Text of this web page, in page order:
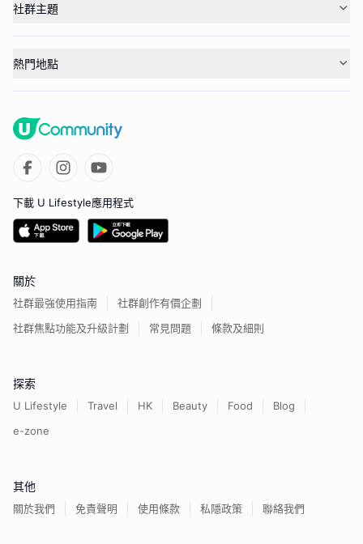
社群主題
熱門地點
下載 U Lifestyle應用程式
關於
社群最強使用指南
社群創作有價企劃
社群焦點功能及升級計劃
常見問題 條款及細則
探索
U Lifestyle Travel HK Beauty Food
Blog
e-zone
其他
關於我們 免責聲明 使用條款 私隱政策 聯絡我們